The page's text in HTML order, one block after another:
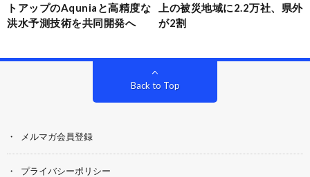
トアップのAquniaと高精度な
洪水予測技術を共同開発へ
上の被災地域に2.2万社、県外
が2割
Back to Top
メルマガ会員登録
プライバシーポリシー